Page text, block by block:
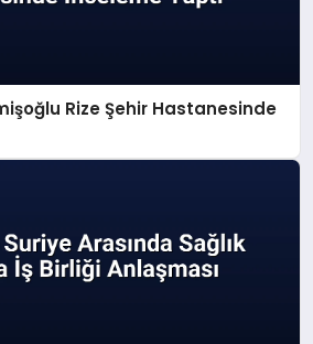
Rize Şehir Hastanesinde